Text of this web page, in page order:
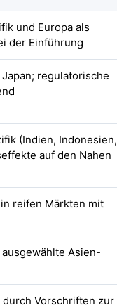
und Europa als
der Einführung
regulatorische
(Indien, Indonesien,
auf den Nahen
reifen Märkten mit
Asien-
Vorschriften zur